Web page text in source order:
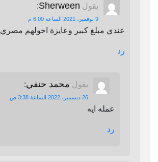
يقول Sherween
:
9 نوفمبر، 2021 الساعة 6:00 م
عندي مبلغ كبير وعايزة احولهم مصري
رد
يقول محمد حنفي:
26 ديسمبر، 2022 الساعة 3:38 ص
عمله ايه
رد